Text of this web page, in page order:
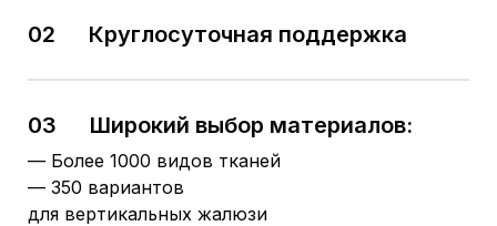
02 Круглосуточная поддержка
03 Широкий выбор материалов:
— Более 1000 видов тканей
— 350 вариантов
для вертикальных жалюзи